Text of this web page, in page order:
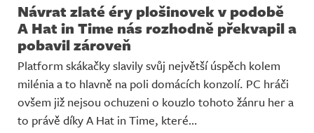
Návrat zlaté éry plošinovek v podobě
A Hat in Time nás rozhodně překvapil a
pobavil zároveň
Platform skákačky slavily svůj největší úspěch kolem
milénia a to hlavně na poli domácích konzolí. PC hráči
ovšem již nejsou ochuzeni o kouzlo tohoto žánru her a
to právě díky A Hat in Time, které…